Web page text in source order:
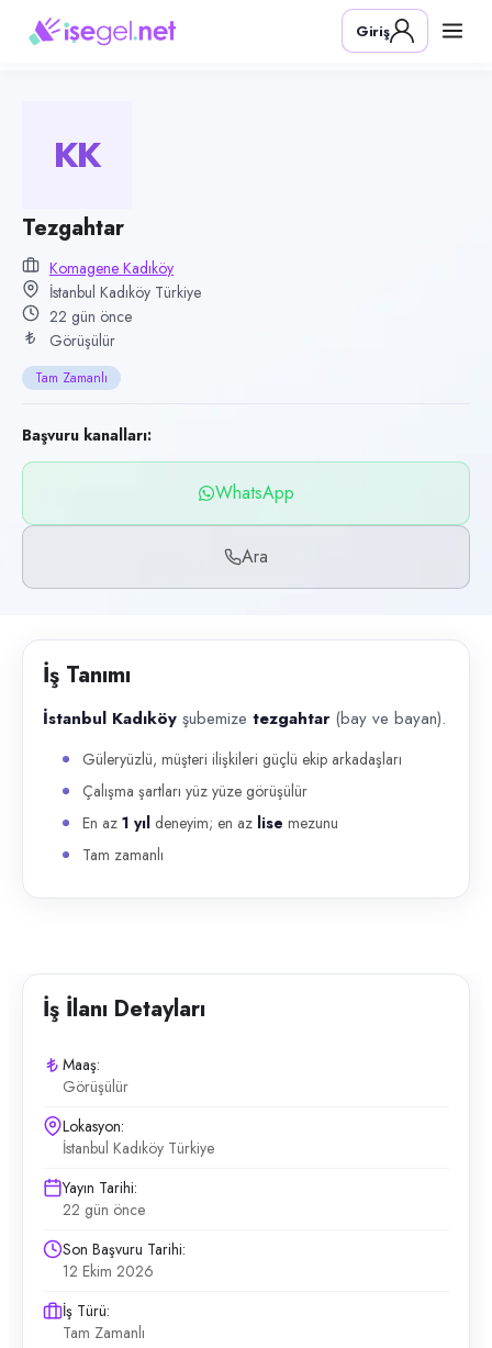
Pozisyon
Tezgahtar
Kategori
Konum
Kadıköy, İstanbul
Çalışma şekli
Tam Zamanlı
Yayın tarihi
14 Temmuz 2026
Son geçerlilik
12 Ekim 2026
WhatsApp, Telefon
İlan açıklaması
Giriş
KK
Tezgahtar
Komagene Kadıköy
İstanbul Kadıköy Türkiye
22 gün önce
Görüşülür
Tam Zamanlı
Başvuru kanalları:
WhatsApp
Ara
İş Tanımı
İstanbul Kadıköy şubemize tezgahtar(bay ve bayan).
Güleryüzlü, müşteri ilişkileri güçlü ekip arkadaşları
Çalışma şartları yüz yüze görüşülür
En az 1 yıl deneyim; en az lise mezunu
Tam zamanlı
İş İlanı Detayları
Maaş:
Görüşülür
Lokasyon:
İstanbul Kadıköy Türkiye
Yayın Tarihi:
22 gün önce
Son Başvuru Tarihi:
12 Ekim 2026
İş Türü:
Tam Zamanlı